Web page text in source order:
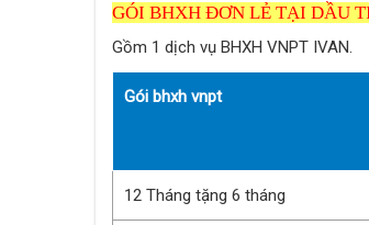
GÓI BHXH ĐƠN LẺ TẠI DẦU
Gồm 1 dịch vụ BHXH VNPT IVAN.
Gói bhxh vnpt
12 Tháng tặng 6 tháng